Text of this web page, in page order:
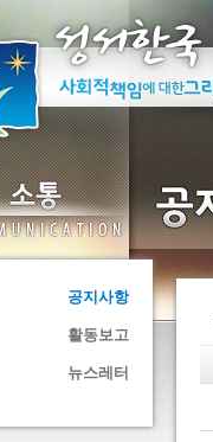
공지사항
활동보고
뉴스레터